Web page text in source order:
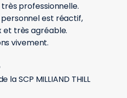
professionnelle.
personnel est réactif,
et très agréable.
vivement.
la SCP MILLIAND THILL